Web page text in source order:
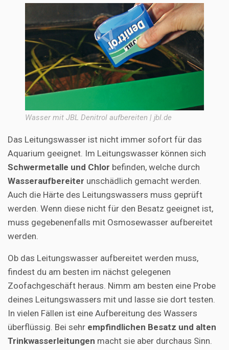
Wasser mit JBL Denitrol aufbereiten | jbl.de
Das Leitungswasser ist nicht immer sofort für das
Aquarium geeignet. Im Leitungswasser können sich
Schwermetalle und Chlor befinden, welche durch
Wasseraufbereiter unschädlich gemacht werden.
Auch die Härte des Leitungswassers muss geprüft
werden. Wenn diese nicht für den Besatz geeignet ist,
muss gegebenenfalls mit Osmosewasser aufbereitet
werden.
Ob das Leitungswasser aufbereitet werden muss,
findest du am besten im nächst gelegenen
Zoofachgeschäft heraus. Nimm am besten eine Probe
deines Leitungswassers mit und lasse sie dort testen.
In vielen Fällen ist eine Aufbereitung des Wassers
überflüssig. Bei sehr empfindlichen Besatz und alten
Trinkwasserleitungen macht sie aber durchaus Sinn.